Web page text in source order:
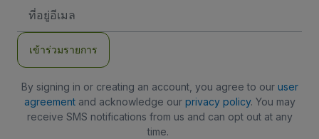
อยู่
เข้าร่วมรายการ
By signing in or creating an account, you agree to our user
agreementand acknowledge our privacy policy. You may
receive SMS notifications from us and can opt out at any
time.